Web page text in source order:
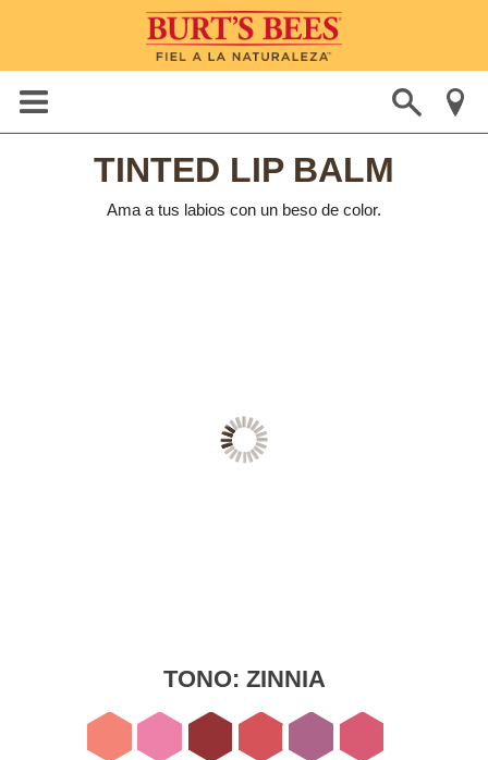
TINTED LIP BALM
Ama a tus labios con un beso de color.
TONO: ZINNIA